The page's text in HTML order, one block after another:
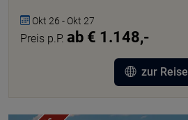
Okt 26 - Okt 27
Preis p.P. ab € 1.148,-
zur Reise